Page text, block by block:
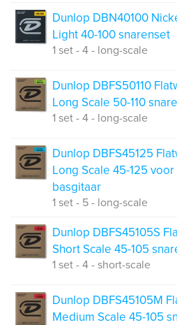
Dunlop DBN40100
Light 40-100 snarenset
1 set - 4 - long-scale
Dunlop DBFS50110
Long Scale 50-110
1 set - 4 - long-scale
Dunlop DBFS45125
Long Scale 45-125
basgitaar
1 set - 5 - long-scale
Dunlop DBFS45105S
Short Scale 45-105
1 set - 4 - short-scale
Dunlop DBFS45105M
Medium Scale 45-105